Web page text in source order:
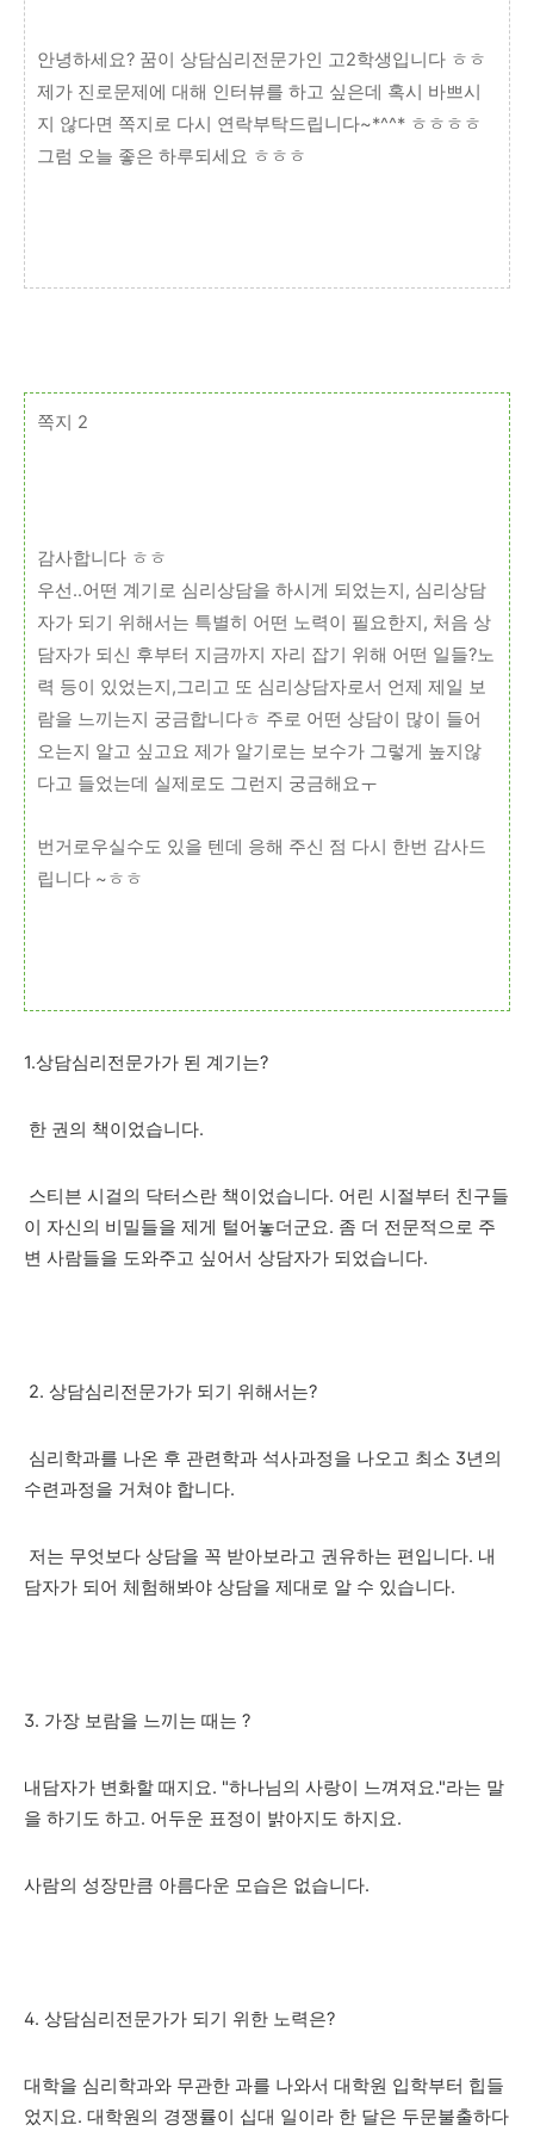
안녕하세요? 꿈이 상담심리전문가인 고2학생입니다 ㅎㅎ
제가 진로문제에 대해 인터뷰를 하고 싶은데 혹시 바쁘시
지 않다면 쪽지로 다시 연락부탁드립니다~*^^* ㅎㅎㅎㅎ
그럼 오늘 좋은 하루되세요 ㅎㅎㅎ
쪽지 2
감사합니다 ㅎㅎ
우선..어떤 계기로 심리상담을 하시게 되었는지, 심리상담
자가 되기 위해서는 특별히 어떤 노력이 필요한지, 처음 상
담자가 되신 후부터 지금까지 자리 잡기 위해 어떤 일들?노
력 등이 있었는지,그리고 또 심리상담자로서 언제 제일 보
람을 느끼는지 궁금합니다ㅎ 주로 어떤 상담이 많이 들어
오는지 알고 싶고요 제가 알기로는 보수가 그렇게 높지않
다고 들었는데 실제로도 그런지 궁금해요ㅜ
번거로우실수도 있을 텐데 응해 주신 점 다시 한번 감사드
립니다 ~ㅎㅎ
1.상담심리전문가가 된 계기는?
한 권의 책이었습니다.
스티븐 시걸의 닥터스란 책이었습니다. 어린 시절부터 친구들
이 자신의 비밀들을 제게 털어놓더군요. 좀 더 전문적으로 주
변 사람들을 도와주고 싶어서 상담자가 되었습니다.
2. 상담심리전문가가 되기 위해서는?
심리학과를 나온 후 관련학과 석사과정을 나오고 최소 3년의
수련과정을 거쳐야 합니다.
저는 무엇보다 상담을 꼭 받아보라고 권유하는 편입니다. 내
담자가 되어 체험해봐야 상담을 제대로 알 수 있습니다.
3. 가장 보람을 느끼는 때는 ?
내담자가 변화할 때지요. "하나님의 사랑이 느껴져요."라는 말
을 하기도 하고. 어두운 표정이 밝아지도 하지요.
사람의 성장만큼 아름다운 모습은 없습니다.
4. 상담심리전문가가 되기 위한 노력은?
대학을 심리학과와 무관한 과를 나와서 대학원 입학부터 힙들
었지요. 대학원의 경쟁률이 십대 일이라 한 달은 두문불출하다